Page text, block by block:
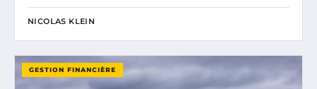
NICOLAS KLEIN
GESTION FINANCIÈRE